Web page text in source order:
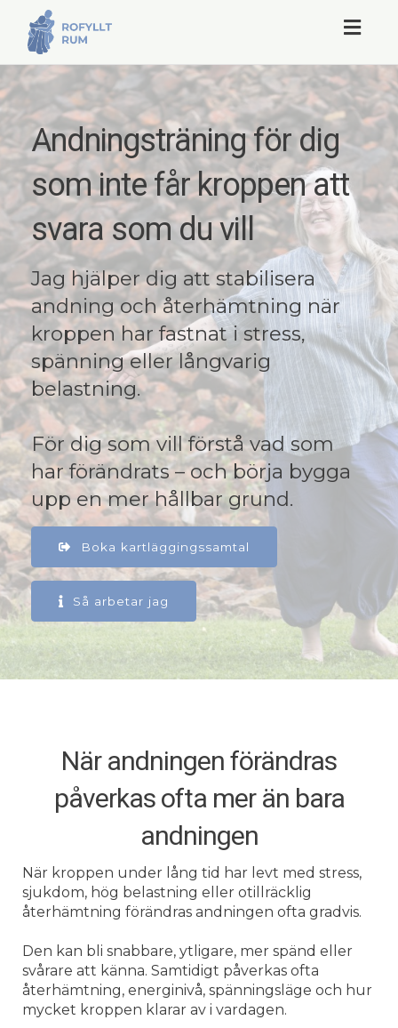
Andningsträning för dig
som inte får kroppen att
svara som du vill
Jag hjälper dig att stabilisera
andning och återhämtning när
kroppen har fastnat i stress,
spänning eller långvarig
belastning.
För dig som vill förstå vad som
har förändrats – och börja bygga
upp en mer hållbar grund.
Boka kartläggingssamtal
Så arbetar jag
När andningen förändras
påverkas ofta mer än bara
andningen
När kroppen under lång tid har levt med stress,
sjukdom, hög belastning eller otillräcklig
återhämtning förändras andningen ofta gradvis.
Den kan bli snabbare, ytligare, mer spänd eller
svårare att känna. Samtidigt påverkas ofta
återhämtning, energinivå, spänningsläge och hur
mycket kroppen klarar av i vardagen.